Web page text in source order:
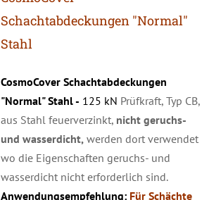
Schachtabdeckungen "Normal"
Stahl
CosmoCover Schachtabdeckungen
"Normal" Stahl - 125 kN Prüfkraft, Typ CB,
aus Stahl feuerverzinkt, nicht geruchs-
und wasserdicht,werden dort verwendet
wo die Eigenschaften geruchs- und
wasserdicht nicht erforderlich sind.
Anwendungsempfehlung:Für Schächte